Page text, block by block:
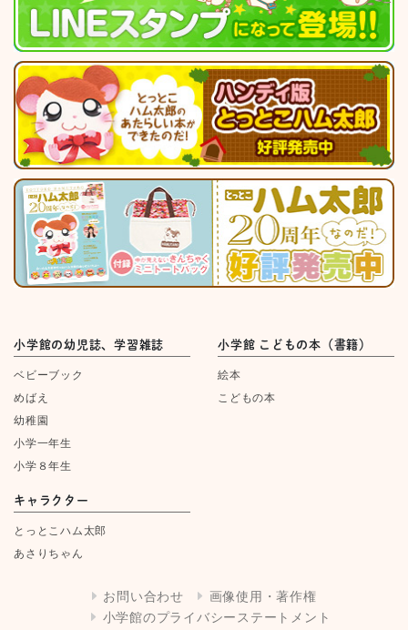
小学館の幼児誌、学習雑誌
ベビーブック
めばえ
幼稚園
小学一年生
小学８年生
小学館 こどもの本（書籍）
絵本
こどもの本
キャラクター
とっとこハム太郎
あさりちゃん
お問い合わせ
画像使用・著作権
小学館のプライバシーステートメント